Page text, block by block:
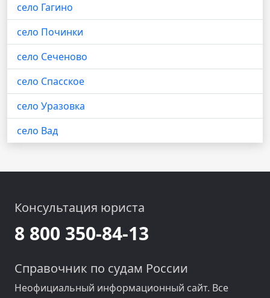
село Гагино
село Починки
село Сеченово
село Спасское
село Уразовка
село Вад
Консультация юриста
8 800 350-84-13
Справочник по судам России
Неофициальный информационный сайт. Все